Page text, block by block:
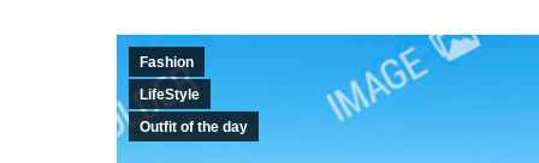
Fashion
LifeStyle
Outfit of the day